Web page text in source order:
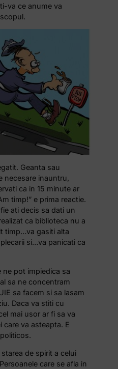
va ce anume va
Geanta sau
necesare inauntru,
ca in 15 minute ar
timp!” e prima reactie.
ati decis sa dati un
ca biblioteca nu a
timp…va gasiti alta
si…va panicati ca
ne pot impiedica sa
sa ne concentram
sa facem si sa lasam
Daca va stiti cu
mai usor ar fi sa va
care va asteapta. E
de spirit a celui
care se afla in